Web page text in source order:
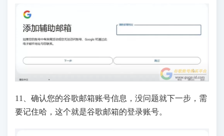
11、确认您的谷歌邮箱账号信息，没问题就下一步，需
要记住哈，这个就是谷歌邮箱的登录账号。